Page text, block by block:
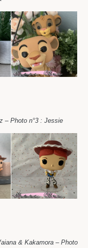
– Photo n°3 : Jessie
& Kakamora – Photo